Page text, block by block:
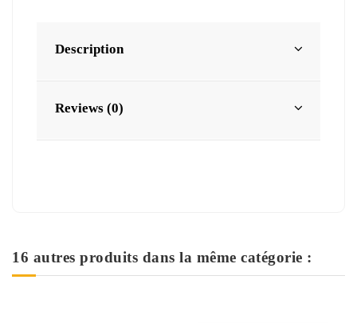
Description
Reviews (0)
16 autres produits dans la même catégorie :